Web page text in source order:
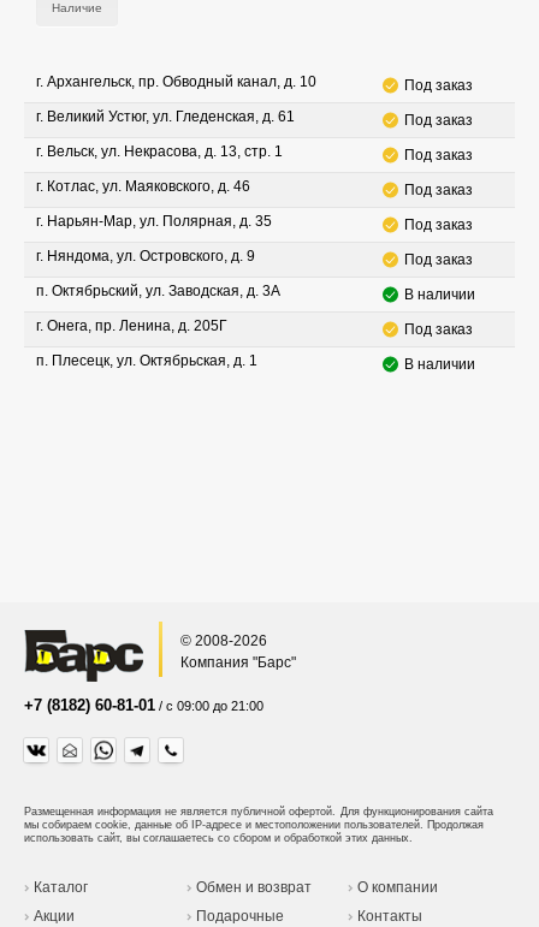
Наличие
г. Архангельск, пр. Обводный канал, д. 10
Под заказ
г. Великий Устюг, ул. Гледенская, д. 61
Под заказ
г. Вельск, ул. Некрасова, д. 13, стр. 1
Под заказ
г. Котлас, ул. Маяковского, д. 46
Под заказ
г. Нарьян-Мар, ул. Полярная, д. 35
Под заказ
г. Няндома, ул. Островского, д. 9
Под заказ
п. Октябрьский, ул. Заводская, д. 3А
В наличии
г. Онега, пр. Ленина, д. 205Г
Под заказ
п. Плесецк, ул. Октябрьская, д. 1
В наличии
© 2008-2026
Компания "Барс"
+7 (8182) 60-81-01 / с 09:00 до 21:00
Размещенная информация не является публичной офертой. Для функционирования сайта
мы собираем cookie, данные об IP-адресе и местоположении пользователей. Продолжая
использовать сайт, вы соглашаетесь со сбором и обработкой этих данных.
Каталог
Акции
Обмен и возврат
Подарочные
О компании
Контакты